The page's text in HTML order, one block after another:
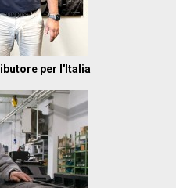
per l'Italia